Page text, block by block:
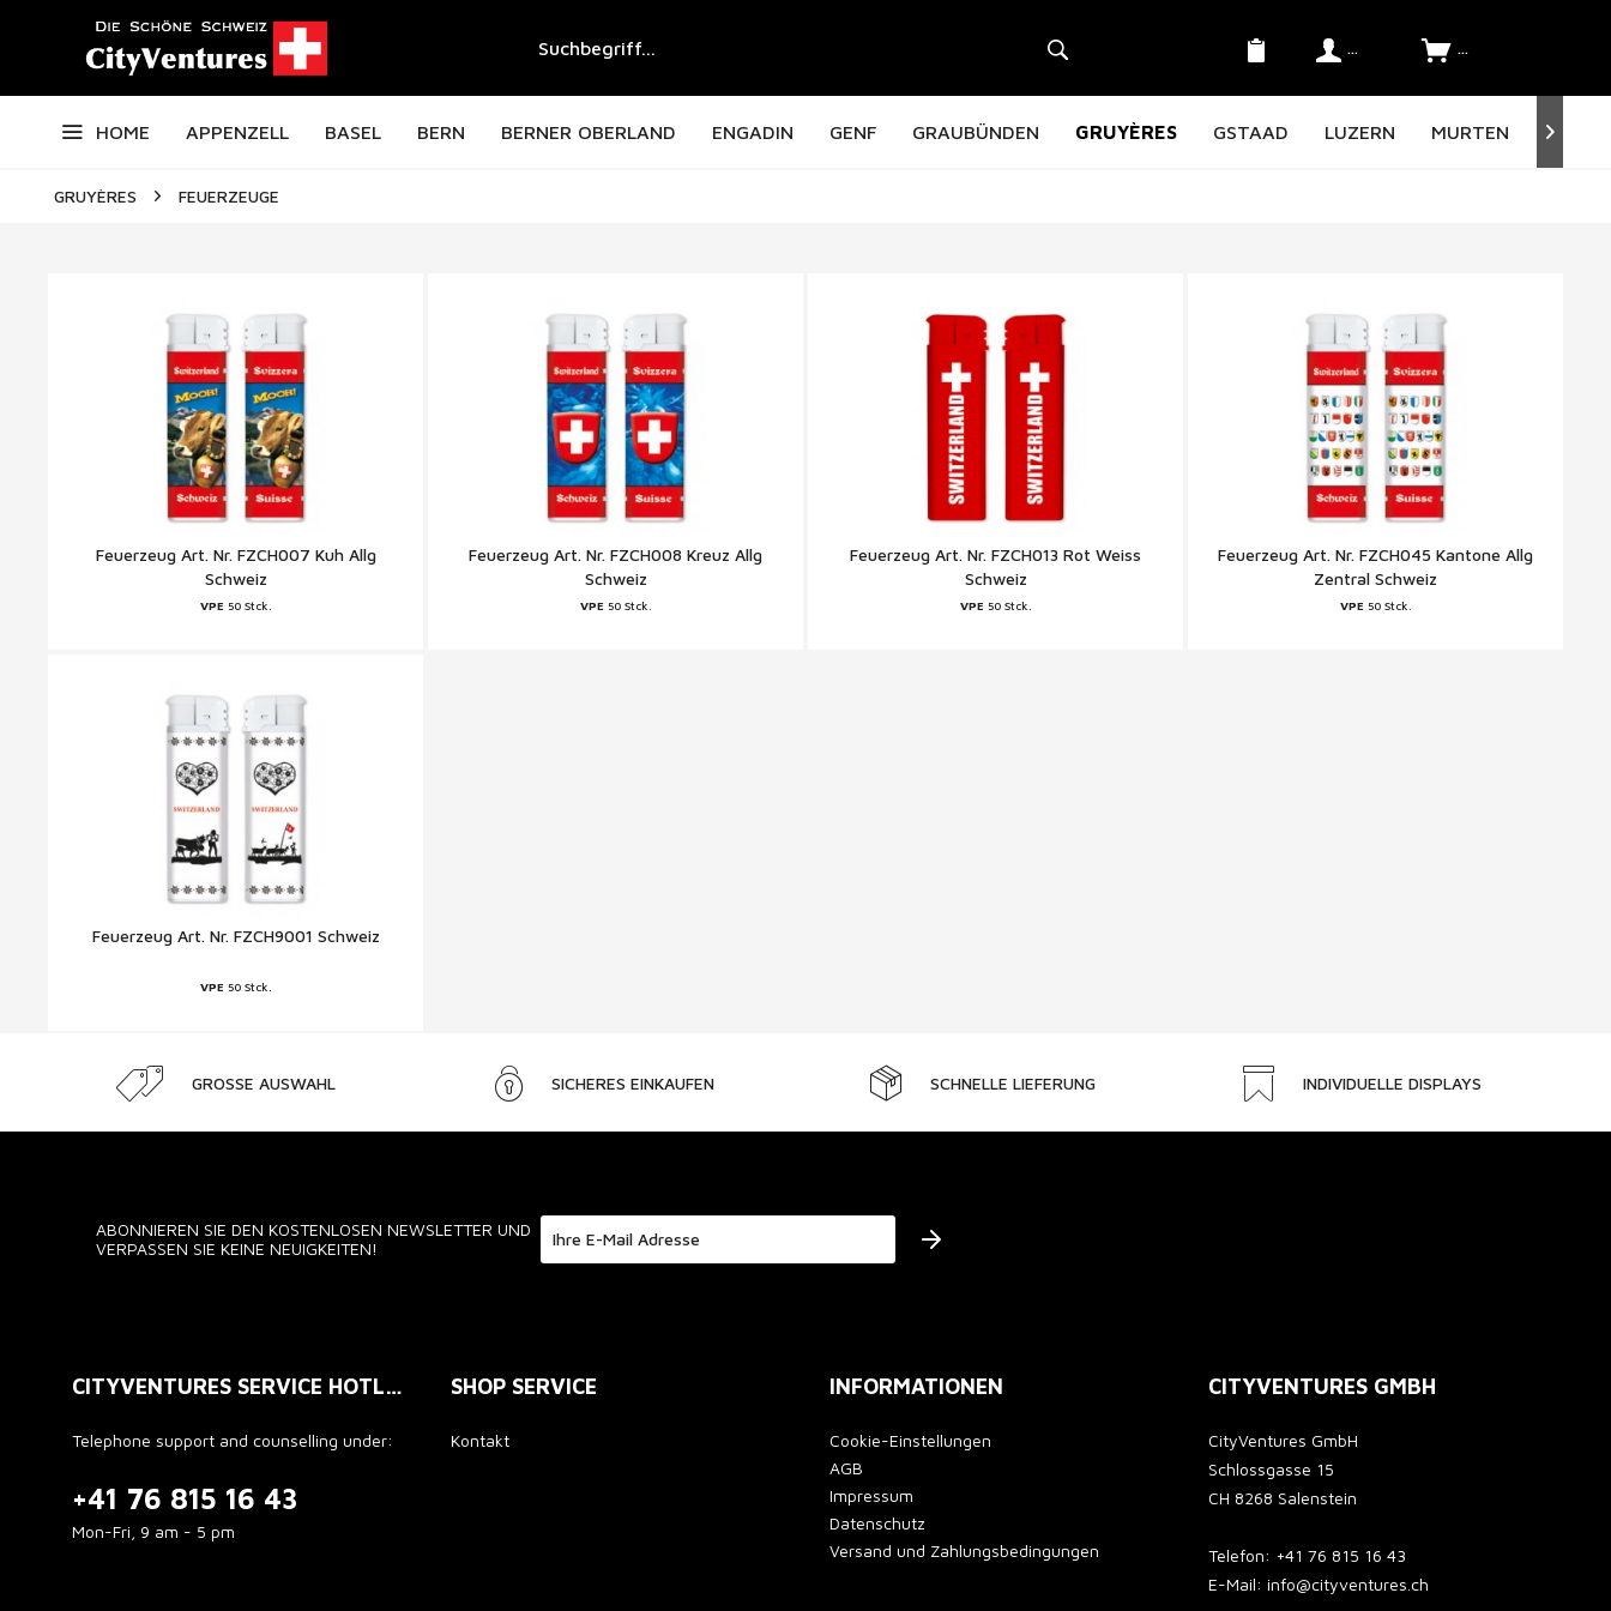
Konto SFr. 0.00 *
HOME APPENZELL BASEL BERN BERNER OBERLAND ENGADIN GENF GRAUBÜNDEN GRUYÈRES GSTAAD LUZERN MURTEN NORD

GRUYÈRES FEUERZEUGE
Feuerzeug Art. Nr. FZCH007 Kuh Allg
Schweiz
VPE 50 Stck.
Feuerzeug Art. Nr. FZCH008 Kreuz Allg
Schweiz
VPE 50 Stck.
Feuerzeug Art. Nr. FZCH013 Rot Weiss
Schweiz
VPE 50 Stck.
Feuerzeug Art. Nr. FZCH045 Kantone Allg
Zentral Schweiz
VPE 50 Stck.
Feuerzeug Art. Nr. FZCH9001 Schweiz
VPE 50 Stck.
GROSSE AUSWAHL SICHERES EINKAUFEN SCHNELLE LIEFERUNG INDIVIDUELLE DISPLAYS
ABONNIEREN SIE DEN KOSTENLOSEN NEWSLETTER UND
VERPASSEN SIE KEINE NEUIGKEITEN!
CITYVENTURES SERVICE HOTLINE
Telephone support and counselling under:
+41 76 815 16 43
Mon-Fri, 9 am - 5 pm
SHOP SERVICE
Kontakt
INFORMATIONEN
Cookie-Einstellungen
AGB
Impressum
Datenschutz
Versand und Zahlungsbedingungen
CITYVENTURES GMBH
CityVentures GmbH
Schlossgasse 15
CH 8268 Salenstein
Telefon: +41 76 815 16 43
E-Mail: info@cityventures.ch